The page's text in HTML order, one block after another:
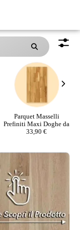
Parquet Masselli
Prefiniti Maxi Doghe da
33,90 €